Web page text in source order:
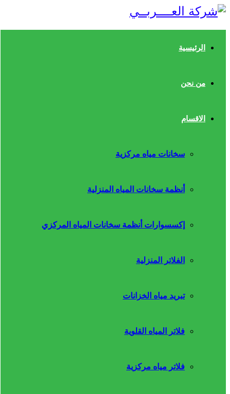
الرئيسية
من نحن
الاقسام
سخانات مياه مركزية
أنظمة سخانات المياه المنزلية
إكسسوارات أنظمة سخانات المياه المركزي
الفلاتر المنزلية
تبريد مياه الخزانات
فلاتر المياه القلوية
فلاتر مياه مركزية